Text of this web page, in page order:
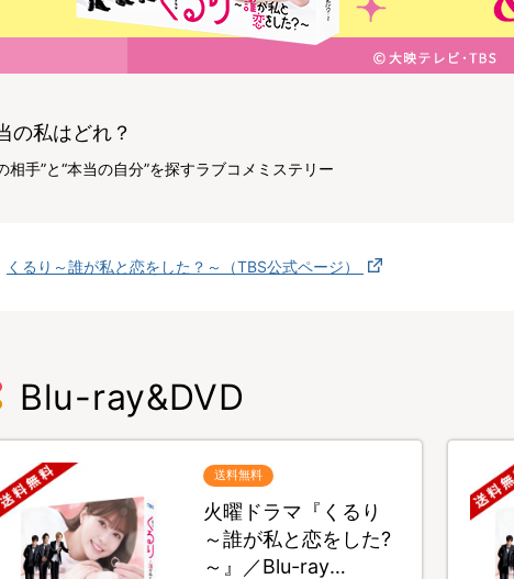
の私はどれ？
相手”と“本当の自分”を探すラブコメミステリー
くるり～誰が私と恋をした？～（TBS公式ページ）
Blu-ray&DVD
送料無料
火曜ドラマ『くるり
～誰が私と恋をした?
～』／Blu-ray